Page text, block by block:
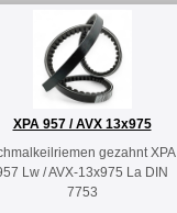
XPA 957 / AVX 13x975
gezahnt XPA
Lw / AVX-13x975 La DIN
7753